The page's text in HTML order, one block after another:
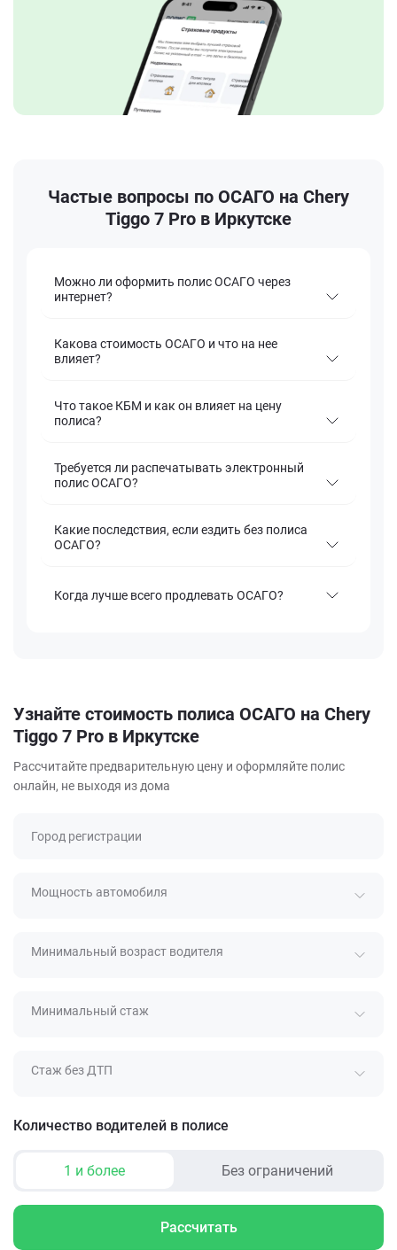
Частые вопросы по ОСАГО на Chery
Tiggo 7 Pro в Иркутске
Можно ли оформить полис ОСАГО через
интернет?
Какова стоимость ОСАГО и что на нее
влияет?
Что такое КБМ и как он влияет на цену
полиса?
Требуется ли распечатывать электронный
полис ОСАГО?
Какие последствия, если ездить без полиса
ОСАГО?
Когда лучше всего продлевать ОСАГО?
Узнайте стоимость полиса ОСАГО на Chery
Tiggo 7 Pro в Иркутске
Рассчитайте предварительную цену и оформляйте полис
онлайн, не выходя из дома
Город регистрации
Мощность автомобиля
Минимальный возраст водителя
Минимальный стаж
Стаж без ДТП
Количество водителей в полисе
1 и более Без ограничений
Рассчитать